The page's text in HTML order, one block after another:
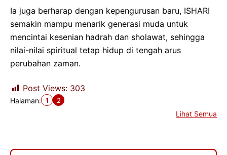
Ia juga berharap dengan kepengurusan baru, ISHARI
semakin mampu menarik generasi muda untuk
mencintai kesenian hadrah dan sholawat, sehingga
nilai-nilai spiritual tetap hidup di tengah arus
perubahan zaman.
Post Views: 303
Halaman: 1 2
Lihat Semua